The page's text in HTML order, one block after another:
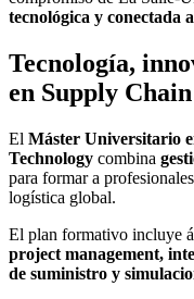
tecnológica y conectada
Tecnología,
en Supply Chain
El Máster Universitario
Technology combina
para formar a
logística global.
El plan formativo incluye
project management,
de suministro y